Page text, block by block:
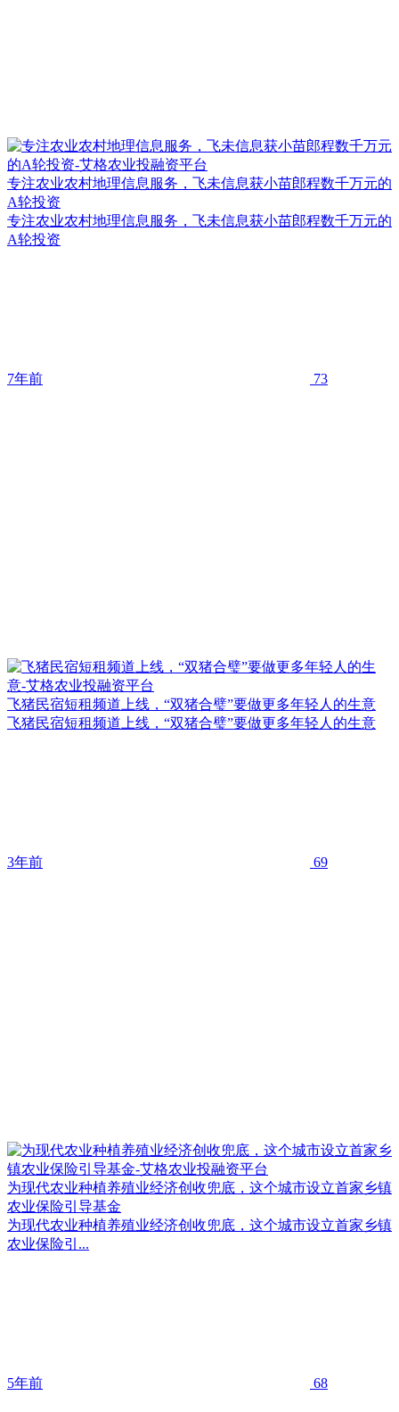
专注农业农村地理信息服务，飞未信息获小苗郎程数千万元的
A轮投资
专注农业农村地理信息服务，飞未信息获小苗郎程数千万元的
A轮投资
7年前 73
飞猪民宿短租频道上线，“双猪合璧”要做更多年轻人的生意
飞猪民宿短租频道上线，“双猪合璧”要做更多年轻人的生意
3年前 69
为现代农业种植养殖业经济创收兜底，这个城市设立首家乡镇
农业保险引导基金
为现代农业种植养殖业经济创收兜底，这个城市设立首家乡镇
农业保险引...
5年前 68